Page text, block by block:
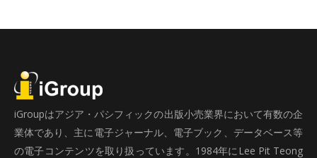
iGroupはアジア・パシフィックの出版小売業界において有数の企
業体であり、主に電子ジャーナル、電子ブック、データベース等
の電子コンテンツを取り扱っています。1984年にLee Pit Teong